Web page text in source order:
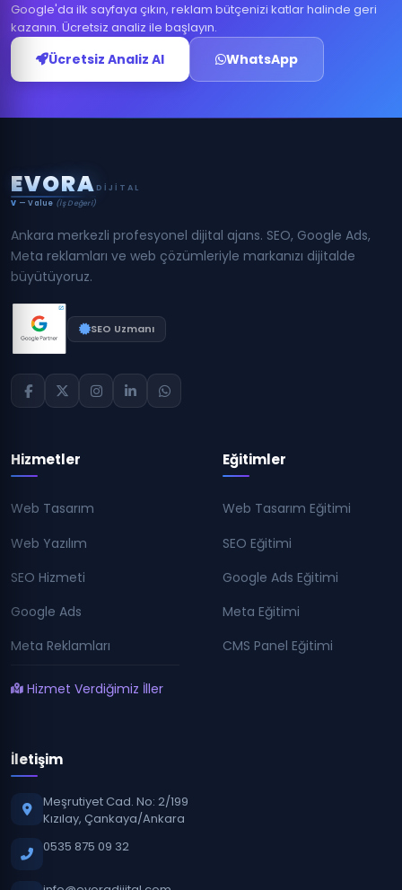
Google'da ilk sayfaya çıkın, reklam bütçenizi katlar halinde geri
kazanın. Ücretsiz analiz ile başlayın.
Ücretsiz Analiz Al WhatsApp
EVORA DIJITAL
V — Value (İş Değeri)
Ankara merkezli profesyonel dijital ajans. SEO, Google Ads,
Meta reklamları ve web çözümleriyle markanızı dijitalde
büyütüyoruz.
SEO Uzmanı
Hizmetler
Web Tasarım
Web Yazılım
SEO Hizmeti
Google Ads
Meta Reklamları
Hizmet Verdiğimiz İller
Eğitimler
Web Tasarım Eğitimi
SEO Eğitimi
Google Ads Eğitimi
Meta Eğitimi
CMS Panel Eğitimi
İletişim
Meşrutiyet Cad. No: 2/199
Kızılay, Çankaya/Ankara
0535 875 09 32